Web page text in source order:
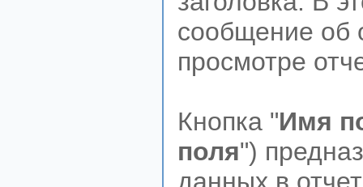
сообщение об
просмотре
Кнопка "Имя
поля")